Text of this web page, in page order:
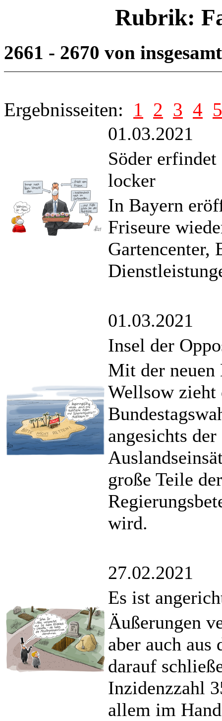
Rubrik:
2661 - 2670 von
Ergebnisseiten: 1 2 3 4 5
01.03.2021
Söder
locker
In Bayern
Friseure
Gartencenter,
01.03.2021
Insel der
Mit der neuen
Wellsow
angesichts
große Teile
wird.
27.02.2021
Es ist
Äußerungen
aber auch aus
darauf
Inzidenzzahl
allem im